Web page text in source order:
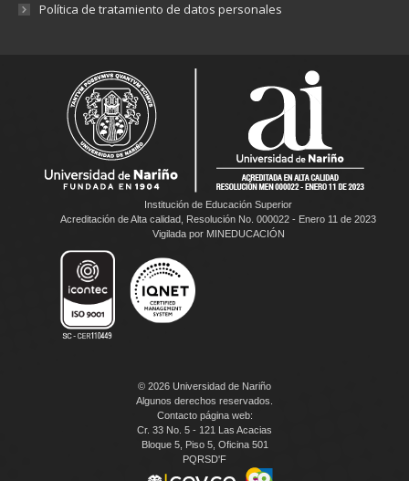
Política de tratamiento de datos personales
Institución de Educación Superior
Acreditación de Alta calidad, Resolución No. 000022 - Enero 11 de 2023
Vigilada por MINEDUCACIÓN
© 2026 Universidad de Nariño
Algunos derechos reservados.
Contacto página web:
Cr. 33 No. 5 - 121 Las Acacias
Bloque 5, Piso 5, Oficina 501
PQRSD'F